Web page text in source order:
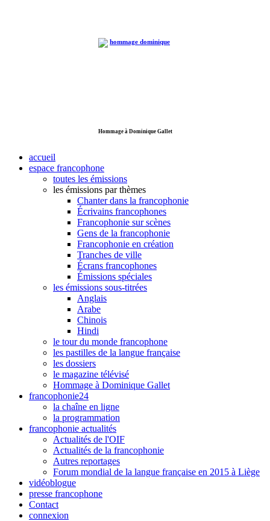
Hommage à Dominique Gallet
accueil
espace francophone
toutes les émissions
les émissions par thèmes
Chanter dans la francophonie
Écrivains francophones
Francophonie sur scènes
Gens de la francophonie
Francophonie en création
Tranches de ville
Écrans francophones
Émissions spéciales
les émissions sous-titrées
Anglais
Arabe
Chinois
Hindi
le tour du monde francophone
les pastilles de la langue française
les dossiers
le magazine télévisé
Hommage à Dominique Gallet
francophonie24
la chaîne en ligne
la programmation
francophonie actualités
Actualités de l'OIF
Actualités de la francophonie
Autres reportages
Forum mondial de la langue française en 2015 à Liège
vidéoblogue
presse francophone
Contact
connexion